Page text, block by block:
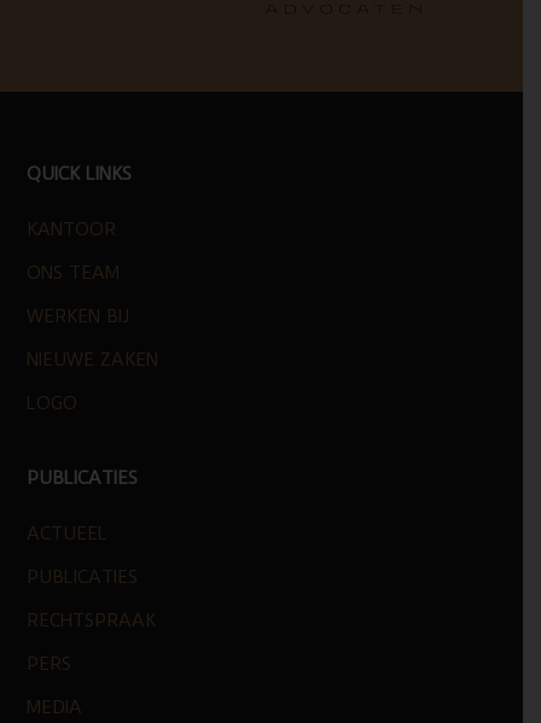
FOOTER
QUICK LINKS
KANTOOR
ONS TEAM
WERKEN BIJ
NIEUWE ZAKEN
LOGO
PUBLICATIES
ACTUEEL
PUBLICATIES
RECHTSPRAAK
PERS
MEDIA